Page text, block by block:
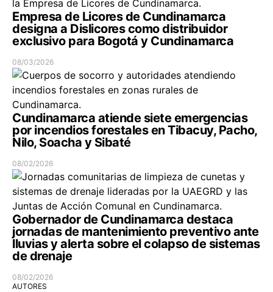
Empresa de Licores de Cundinamarca
designa a Dislicores como distribuidor
exclusivo para Bogotá y Cundinamarca
08/03/2026
Cundinamarca atiende siete emergencias
por incendios forestales en Tibacuy, Pacho,
Nilo, Soacha y Sibaté
08/02/2026
Gobernador de Cundinamarca destaca
jornadas de mantenimiento preventivo ante
lluvias y alerta sobre el colapso de sistemas
de drenaje
08/02/2026
AUTORES